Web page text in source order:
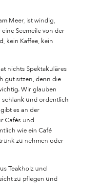
Meer, ist windig,
Seemeile von der
kein Kaffee, kein
nichts Spektakuläres
gut sitzen, denn die
Wir glauben
schlank und ordentlich
es an der
Cafés und
wie ein Café
zu nehmen oder
Teakholz und
zu pflegen und